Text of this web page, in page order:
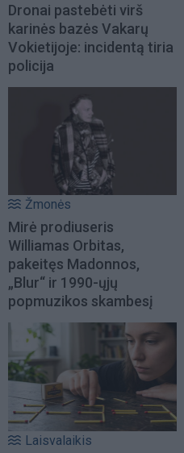
Dronai pastebėti virš
karinės bazės Vakarų
Vokietijoje: incidentą tiria
policija
Žmonės
Mirė prodiuseris
Williamas Orbitas,
pakeitęs Madonnos,
„Blur“ ir 1990-ųjų
popmuzikos skambesį
Laisvalaikis